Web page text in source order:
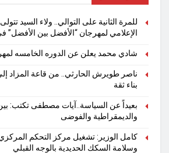
للمرة الثانية على التوالي.. ولاء السيد
الإعلامي لمهرجان “الأفضل بين الأفضل”
شادي محمد يعلن عن الدوره الخامسه
ناصر طويرش الحارثي.. من قاعة المزاد
بناء ثقة
بعيداً عن السياسة..آيات مصطفى تكتب:
والديمقراطية والفوضى
كامل الوزير: تشغيل مركز التحكم
وسلامة السكك الحديدية بالوجه القبلي